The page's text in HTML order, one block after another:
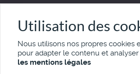
© Cinémémoire.net 1997 -
Site développé par Pierre
Mentions légales
Utilisation des
Nous utilisons nos propres cookies
pour adapter le contenu et
les mentions légales